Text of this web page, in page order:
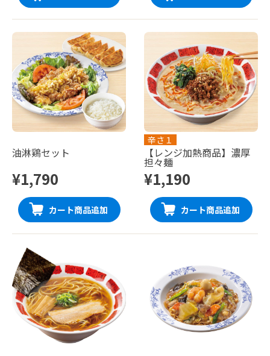
油淋鶏セット
¥1,790
カート商品追加
辛さ１
【レンジ加熱商品】濃厚
担々麺
¥1,190
カート商品追加